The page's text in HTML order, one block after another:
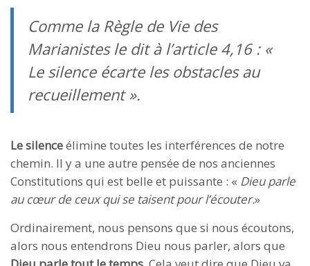
Comme la Règle de Vie des
Marianistes le dit à l’article 4,16 : «
Le silence écarte les obstacles au
recueillement ».
Le silenceélimine toutes les interférences de notre
chemin. Il y a une autre pensée de nos anciennes
Constitutions qui est belle et puissante : « Dieu parle
au cœur de ceux qui se taisent pour l’écouter.»
Ordinairement, nous pensons que si nous écoutons,
alors nous entendrons Dieu nous parler, alors que